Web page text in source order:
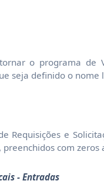
o programa de
seja definido o nome
Requisições e
com zeros
- Entradas